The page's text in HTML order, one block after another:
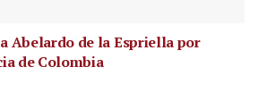
Abelardo de la Espriella por
de Colombia